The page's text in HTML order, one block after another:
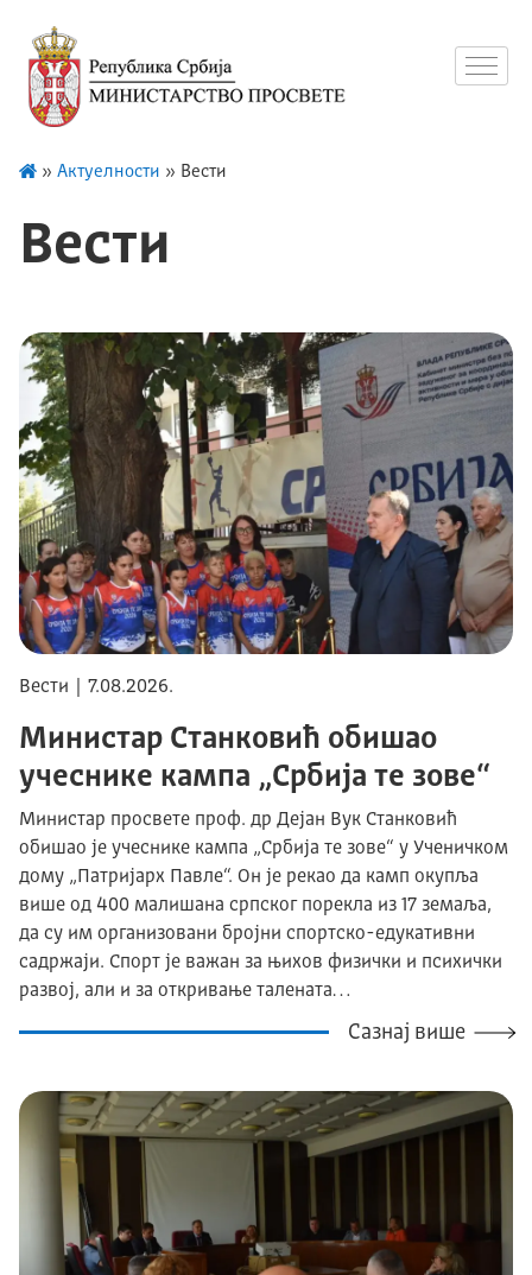
» Актуелности » Вести
Вести
Вести | 7.08.2026.
Министар Станковић обишао
учеснике кампа „Србија те зове“
Министар просвете проф. др Дејан Вук Станковић
обишао је учеснике кампа „Србија те зове“ у Ученичком
дому „Патријарх Павле“. Он је рекао да камп окупља
више од 400 малишана српског порекла из 17 земаља,
да су им организовани бројни спортско-едукативни
садржаји. Спорт је важан за њихов физички и психички
развој, али и за откривање талената…
Сазнај више